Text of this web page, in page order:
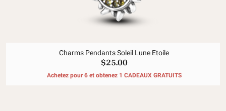
Charms Pendants Soleil Lune Etoile
$25.00
Achetez pour 6 et obtenez 1 CADEAUX GRATUITS